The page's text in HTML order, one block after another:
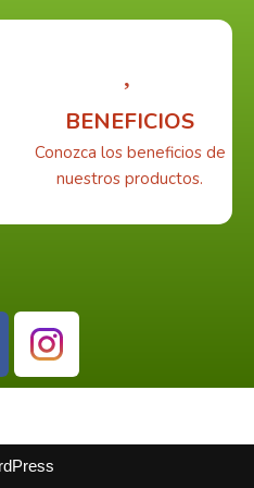
BENEFICIOS
Conozca los beneficios de
nuestros productos.